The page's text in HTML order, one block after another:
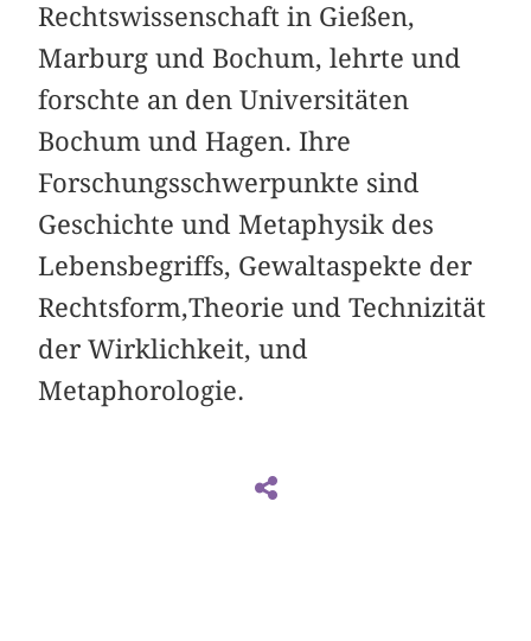
Rechtswissenschaft in Gießen,
Marburg und Bochum, lehrte und
forschte an den Universitäten
Bochum und Hagen. Ihre
Forschungsschwerpunkte sind
Geschichte und Metaphysik des
Lebensbegriffs, Gewaltaspekte der
Rechtsform,Theorie und Technizität
der Wirklichkeit, und
Metaphorologie.